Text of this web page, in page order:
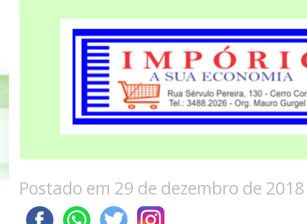
Postado em 29 de dezembro de 2018